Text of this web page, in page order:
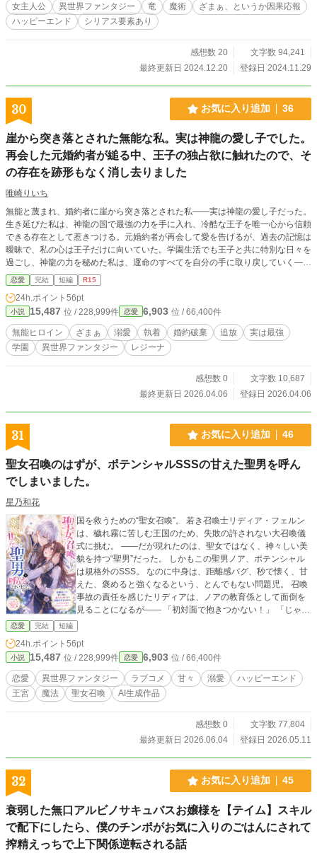
女主人公 異世界ファンタジー 竜 魔術
ざまぁ、というか因果応報
ハッピーエンド
シリアス要素あり
感想数 20
文字数 94,241
最終更新日 2024.12.20
登録日 2024.11.29
30 お気に入り追加 36
崖から突き落とされた無能な私。実は神龍の愛し子でした。
再会した元婚約者が縋る中、王子の独占欲に触れたので、そ
の存在を跡形もなく消し去りました
唯崎りいち
無能と蔑まれ、婚約者に崖から突き落とされた私――実は神龍の愛し子だった。
生き延びた私は、神龍の国で最強の力を手に入れ、冷酷な王子を唯一心から信頼
できる存在として惹きつける。元婚約者が再会して愛を告げるが、過去の記憶は
曖昧で、私の心は王子だけに向いていた。学園生活でも王子と共に特別な日々を
過ごし、神龍の力を秘めた私は、運命のすべてを自分の手に取り戻していく―
―。無能と呼ばれた少女の逆転劇、愛と魔力の学園ファンタジー。
恋愛 完結 短編 R15
24h.ポイント 56pt
小説 15,487 位 / 228,999件 恋愛 6,903 位 / 66,400件
無能ヒロイン ざまぁ 溺愛 執着 婚約破棄 追放
実は最強
学園
異世界ファンタジー レジーナ
感想数 0
文字数 10,687
最終更新日 2026.04.06
登録日 2026.04.06
31 お気に入り追加 46
聖女召喚のはずが、ポテンシャルSSSの甘えた聖男を呼ん
でしまいました。
星乃和花
国を救うための“聖女召喚”。 若き召喚士リディア・フェルン
は、穢れ霧に苦しむ王国のため、失敗の許されない大召喚儀
式に挑む。 ――だが現れたのは、聖女ではなく、神々しい美
貌を持つ“聖男”だった。 しかもこの聖男ノア、ポテンシャル
は規格外のSSS。 なのに中身は、距離感バグ、秒で懐く、甘
えた、褒めると強くなるという、とんでもない問題児。 召喚
事故の責任を感じたリディアは、ノアの教育係として面倒を
見ることになるが―― 「初対面で抱きつかない！」 「じゃあ
許可があればいい？」 「そういう問題ではありません！」 善
意で騒動を増やしながらも、ノアは誰より素直で、誰よりま
っすぐにリディアを求めてくる。 そして彼の力は、なぜかリ
ディアの言葉で大きく跳ね上がるらしく……？ ハイテンポギ
ャグ強め、でも甘さもしっかり。 懐きから始まる気持ちが、
やがて“選びたい”へ変わっていく、召喚事故発・甘々ラブコメ
ファンタジー！ ◇完結済ー全12話◇
恋愛 完結 短編
24h.ポイント 56pt
小説 15,487 位 / 228,999件 恋愛 6,903 位 / 66,400件
恋愛 異世界ファンタジー ラブコメ 甘々 溺愛
ハッピーエンド
王宮
魔法 聖女召喚 AI生成作品
感想数 0
文字数 77,804
最終更新日 2026.06.04
登録日 2026.05.11
32 お気に入り追加 45
衰弱した無口アルビノサキュバスお嬢様を【テイム】スキル
で配下にしたら、僕のチンポがお気に入りのごはんにされて
搾精えっちで上下関係逆転される話